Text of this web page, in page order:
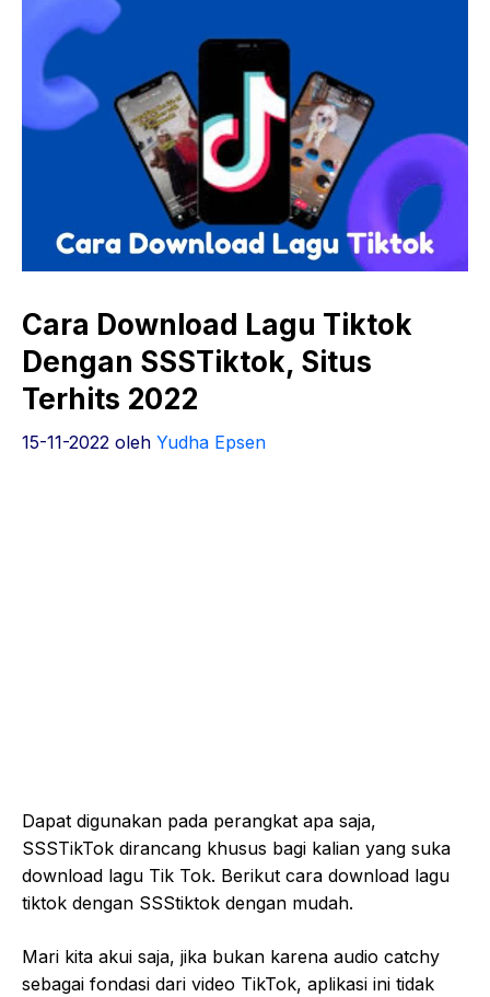
Cara Download Lagu Tiktok
Dengan SSSTiktok, Situs
Terhits 2022
15-11-2022 oleh Yudha Epsen
Dapat digunakan pada perangkat apa saja,
SSSTikTok dirancang khusus bagi kalian yang suka
download lagu Tik Tok. Berikut cara download lagu
tiktok dengan SSStiktok dengan mudah.
Mari kita akui saja, jika bukan karena audio catchy
sebagai fondasi dari video TikTok, aplikasi ini tidak